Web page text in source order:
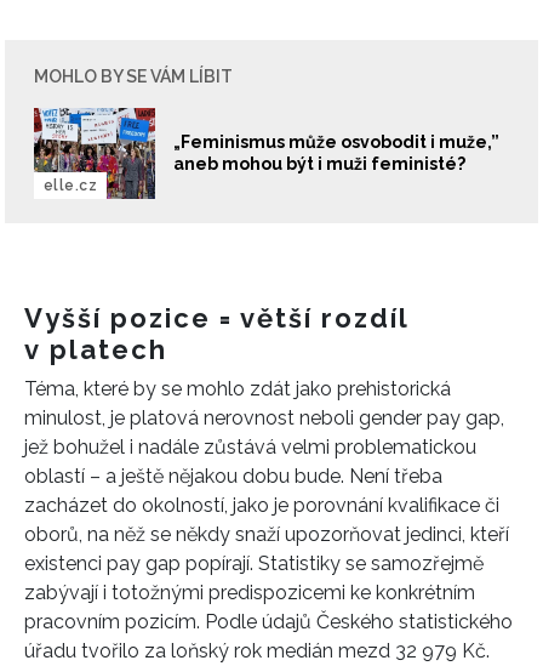
MOHLO BY SE VÁM LÍBIT
„Feminismus může osvobodit i muže,”
aneb mohou být i muži feministé?
elle.cz
Vyšší pozice = větší rozdíl
v platech
Téma, které by se mohlo zdát jako prehistorická
minulost, je platová nerovnost neboli gender pay gap,
jež bohužel i nadále zůstává velmi problematickou
oblastí – a ještě nějakou dobu bude. Není třeba
zacházet do okolností, jako je porovnání kvalifikace či
oborů, na něž se někdy snaží upozorňovat jedinci, kteří
existenci pay gap popírají. Statistiky se samozřejmě
zabývají i totožnými predispozicemi ke konkrétním
pracovním pozicím. Podle údajů Českého statistického
úřadu tvořilo za loňský rok medián mezd 32 979 Kč.